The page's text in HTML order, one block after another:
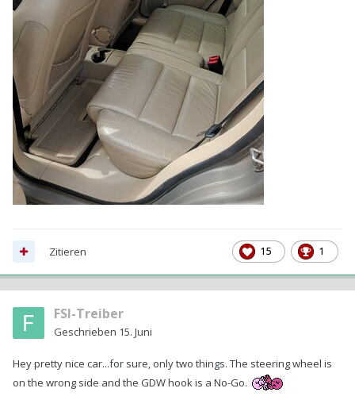
15 1
Zitieren
FSI-Treiber
Geschrieben 15. Juni
Hey pretty nice car...for sure, only two things. The steering wheel is
on the wrong side and the GDW hook is a No-Go.